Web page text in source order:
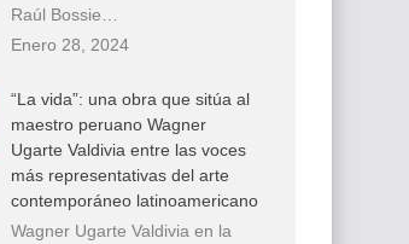
Raúl Bossie…
Enero 28, 2024
“La vida”: una obra que sitúa al
maestro peruano Wagner
Ugarte Valdivia entre las voces
más representativas del arte
contemporáneo latinoamericano
Wagner Ugarte Valdivia en la